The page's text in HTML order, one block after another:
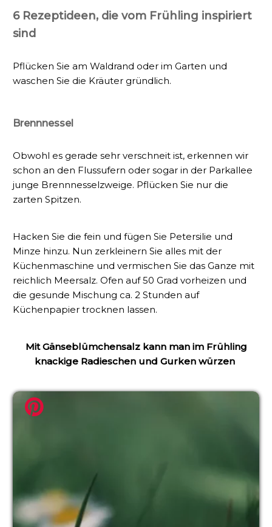
6 Rezeptideen, die vom Frühling inspiriert
sind
Pflücken Sie am Waldrand oder im Garten und
waschen Sie die Kräuter gründlich.
Brennnessel
Obwohl es gerade sehr verschneit ist, erkennen wir
schon an den Flussufern oder sogar in der Parkallee
junge Brennnesselzweige. Pflücken Sie nur die
zarten Spitzen.
Hacken Sie die fein und fügen Sie Petersilie und
Minze hinzu. Nun zerkleinern Sie alles mit der
Küchenmaschine und vermischen Sie das Ganze mit
reichlich Meersalz. Ofen auf 50 Grad vorheizen und
die gesunde Mischung ca. 2 Stunden auf
Küchenpapier trocknen lassen.
Mit Gänseblümchensalz kann man im Frühling
knackige Radieschen und Gurken würzen